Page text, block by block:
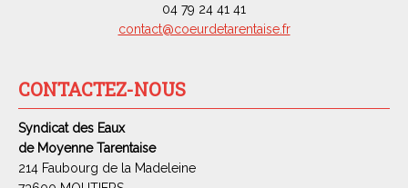
04 79 24 41 41
contact@coeurdetarentaise.fr
CONTACTEZ-NOUS
Syndicat des Eaux
de Moyenne Tarentaise
214 Faubourg de la Madeleine